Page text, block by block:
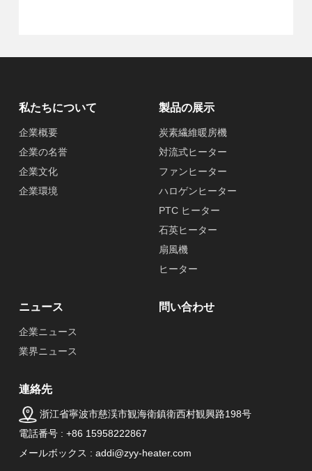
私たちについて
企業概要
企業の名誉
企業文化
企業環境
製品の展示
炭素繊維暖房機
対流式ヒーター
ファンヒーター
ハロゲンヒーター
PTC ヒーター
石英ヒーター
扇風機
ヒーター
ニュース
企業ニュース
業界ニュース
問い合わせ
連絡先
浙江省寧波市慈渓市観海衛鎮衛西村観興路198号
電話番号 : +86 15958222867
メールボックス : addi@zyy-heater.com